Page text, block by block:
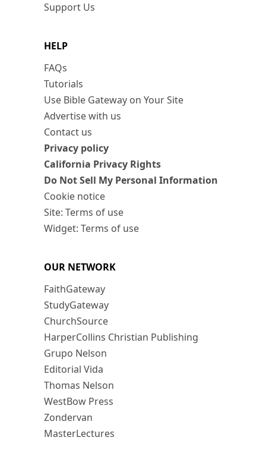
Support Us
HELP
FAQs
Tutorials
Use Bible Gateway on Your Site
Advertise with us
Contact us
Privacy policy
California Privacy Rights
Do Not Sell My Personal Information
Cookie notice
Site: Terms of use
Widget: Terms of use
OUR NETWORK
FaithGateway
StudyGateway
ChurchSource
HarperCollins Christian Publishing
Grupo Nelson
Editorial Vida
Thomas Nelson
WestBow Press
Zondervan
MasterLectures